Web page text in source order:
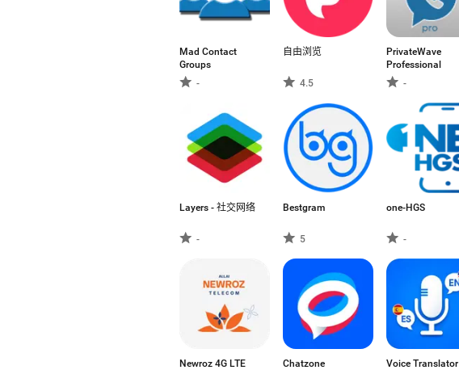
Mad Contact
Groups
-
自由浏览
4.5
PrivateWave
Professional
-
Layers - 社交网络
-
Bestgram
5
one-HGS
-
Newroz 4G LTE Chatzone
Voice Translator